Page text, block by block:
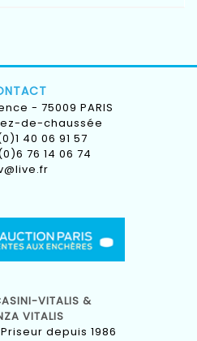
- 75009 PARIS
de-chaussée
40 06 91 57
76 14 06 74
VITALIS &
VITALIS
depuis 1986